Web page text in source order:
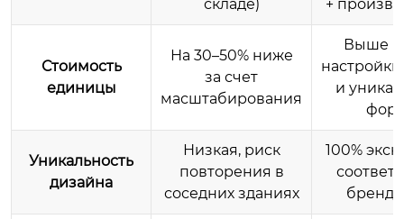
складе)
+
Стоимость
единицы
На 30–50% ниже
за счет
масштабирования
Выше
и
Уникальность
дизайна
Низкая, риск
повторения в
соседних зданиях
100%